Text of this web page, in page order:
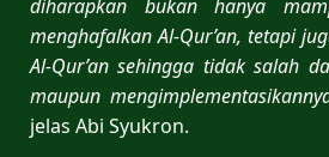
diharapkan bukan hanya
menghafalkan Al-Qur’an, tetapi
Al-Qur’an sehingga tidak salah
maupun
jelas Abi Syukron.